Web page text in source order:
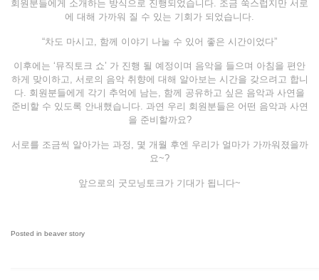
회원분들에게 소개하는 방식으로 진행되었습니다. 조금 쑥스럽지만 서로
에 대해 가까워 질 수 있는 기회가 되었습니다.
“차도 마시고, 함께 이야기 나눌 수 있어 좋은 시간이었다”
이후에는 ‘뮤직토크 쇼’ 가 진행 될 예정이며 음악을 들으며 아침을 편안
하게 맞이하고, 서로의 음악 취향에 대해 알아보는 시간을 갖으려고 합니
다. 회원분들에게 각기 추억에 남는, 함께 공유하고 싶은 음악과 사연을
준비할 수 있도록 안내했습니다. 과연 우리 회원분들은 어떤 음악과 사연
을 준비할까요?
서로를 조금씩 알아가는 과정, 몇 개월 후엔 우리가 얼마가 가까워졌을까
요~?
앞으로의 굿모닝토크가 기대가 됩니다~
Posted in beaver story